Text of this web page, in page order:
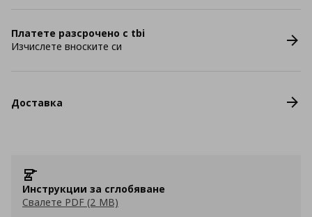
Платете разсрочено с tbi
Изчислете вноските си
Доставка
Инструкции за сглобяване
Свалете PDF (2 MB)